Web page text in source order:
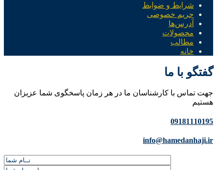
شرایط و ضوابط
حریم خصوصی
آدرس‌ها
محصولات
مطالب
خانه
گفتگو با ما
جهت تماس با کارشناسان ما در هر زمان پاسخگوی شما عزیزان
هستیم
09181110195
info@hamedanhaji.ir